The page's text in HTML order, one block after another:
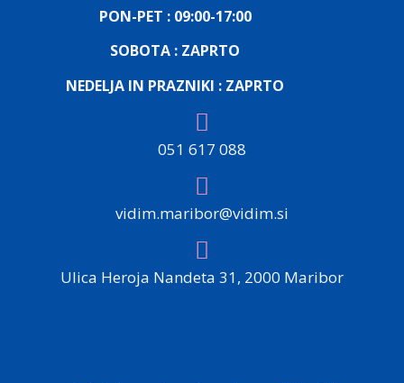
PON-PET : 09:00-17:00
SOBOTA : ZAPRTO
NEDELJA IN PRAZNIKI : ZAPRTO
051 617 088
vidim.maribor@vidim.si
Ulica Heroja Nandeta 31, 2000 Maribor